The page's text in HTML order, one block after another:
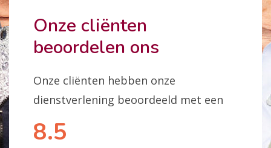
Onze cliënten
beoordelen ons
Onze cliënten hebben onze
dienstverlening beoordeeld met een
8.5